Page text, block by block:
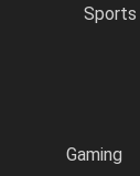
Sports
Gaming